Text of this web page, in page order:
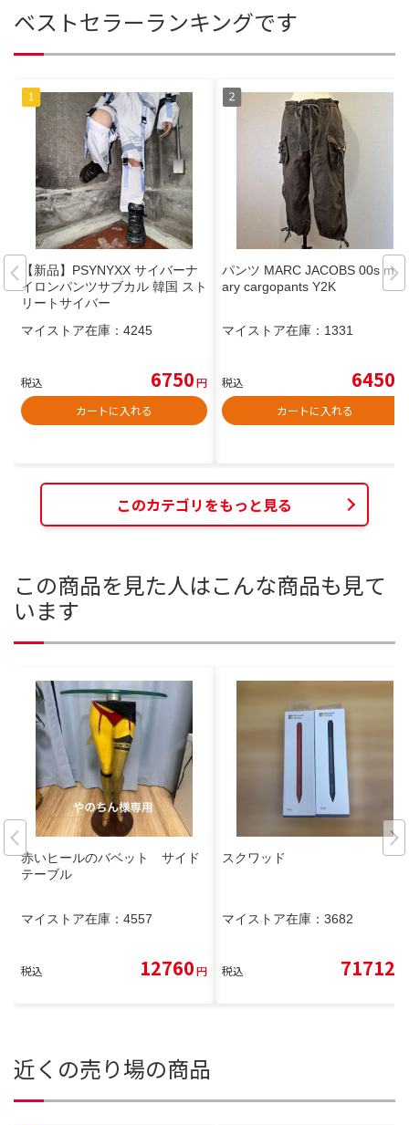
ベストセラーランキングです
【新品】PSYNYXX サイバーナ
イロンパンツサブカル 韓国 スト
リートサイバー
マイストア在庫： 4245
税込 6750円
カートに入れる
パンツ MARC JACOBS 00s milit
ary cargopants Y2K
マイストア在庫： 1331
税込 6450
カートに入れる
このカテゴリをもっと見る
この商品を見た人はこんな商品も見て
います
赤いヒールのバベット サイド
テーブル
マイストア在庫： 4557
税込 12760円
スクワッド
マイストア在庫： 3682
税込 71712
近くの売り場の商品